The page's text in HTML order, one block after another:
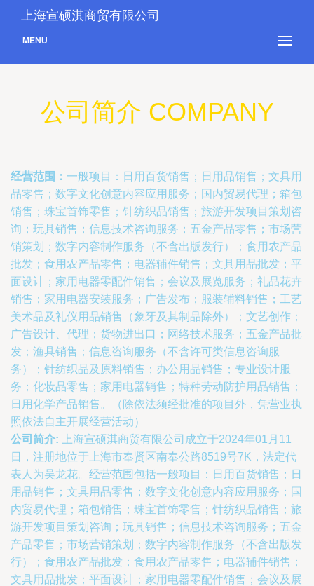
上海宣硕淇商贸有限公司
MENU
公司简介 COMPANY
经营范围： 一般项目：日用百货销售；日用品销售；文具用
品零售；数字文化创意内容应用服务；国内贸易代理；箱包
销售；珠宝首饰零售；针纺织品销售；旅游开发项目策划咨
询；玩具销售；信息技术咨询服务；五金产品零售；市场营
销策划；数字内容制作服务（不含出版发行）；食用农产品
批发；食用农产品零售；电器辅件销售；文具用品批发；平
面设计；家用电器零配件销售；会议及展览服务；礼品花卉
销售；家用电器安装服务；广告发布；服装辅料销售；工艺
美术品及礼仪用品销售（象牙及其制品除外）；文艺创作；
广告设计、代理；货物进出口；网络技术服务；五金产品批
发；渔具销售；信息咨询服务（不含许可类信息咨询服
务）；针纺织品及原料销售；办公用品销售；专业设计服
务；化妆品零售；家用电器销售；特种劳动防护用品销售；
日用化学产品销售。（除依法须经批准的项目外，凭营业执
照依法自主开展经营活动）
公司简介: 上海宣硕淇商贸有限公司成立于2024年01月11
日，注册地位于上海市奉贤区南奉公路8519号7K，法定代
表人为吴龙花。经营范围包括一般项目：日用百货销售；日
用品销售；文具用品零售；数字文化创意内容应用服务；国
内贸易代理；箱包销售；珠宝首饰零售；针纺织品销售；旅
游开发项目策划咨询；玩具销售；信息技术咨询服务；五金
产品零售；市场营销策划；数字内容制作服务（不含出版发
行）；食用农产品批发；食用农产品零售；电器辅件销售；
文具用品批发；平面设计；家用电器零配件销售；会议及展